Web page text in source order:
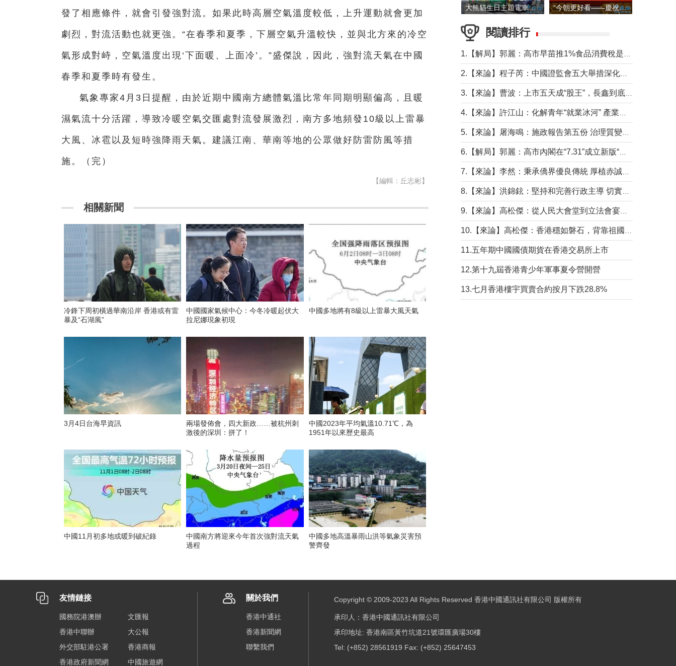
發了相應條件，就會引發強對流。如果此時高層空氣溫度較低，上升運動就會更加
劇烈，對流活動也就更強。“在春季和夏季，下層空氣升溫較快，並與北方來的冷空
氣形成對峙，空氣溫度出現‘下面暖、上面冷’。”盛傑說，因此，強對流天氣在中國
春季和夏季時有發生。
氣象專家4月3日提醒，由於近期中國南方總體氣溫比常年同期明顯偏高，且暖
濕氣流十分活躍，導致冷暖空氣交匯處對流發展激烈，南方多地頻發10級以上雷暴
大風、冰雹以及短時強降雨天氣。建議江南、華南等地的公眾做好防雷防風等措
施。（完）
【編輯：丘志彬】
相關新聞
冷鋒下周初橫過華南沿岸 香港或有雷
暴及“石湖風”
中國國家氣候中心：今冬冷暖起伏大
拉尼娜現象初現
中國多地將有8級以上雷暴大風天氣
3月4日台海早資訊
兩場發佈會，四大新政……被杭州刺
激後的深圳：拼了！
中國2023年平均氣溫10.71℃，為
1951年以來歷史最高
中國11月初多地或暖到破紀錄
中國南方將迎來今年首次強對流天氣
過程
中國多地高溫暴雨山洪等氣象災害預
警齊發
大熊貓生日主題電車在香港島行駛 “今朝更好看——慶祝中國共產黨成立105周年名家作品展”6日起舉行
閱讀排行
11.五年期中國國債期貨在香港交易所上市
12.第十九屆香港青少年軍事夏令營開營
13.七月香港樓宇買賣合約按月下跌28.8%
友情鏈接
國務院港澳辦
文匯報
香港中聯辦
大公報
外交部駐港公署
香港商報
香港政府新聞網
中國旅遊網
關於我們
香港中通社
香港新聞網
聯繫我們
Copyright © 2009-2023 All Rights Reserved 香港中國通訊社有限公司 版權所有
承印人：香港中國通訊社有限公司
承印地址: 香港南區黃竹坑道21號環匯廣場30樓
Tel: (+852) 28561919 Fax: (+852) 25647453